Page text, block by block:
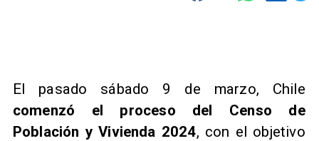
El pasado sábado 9 de marzo, Chile
comenzó el proceso del Censo de
Población y Vivienda 2024, con el objetivo